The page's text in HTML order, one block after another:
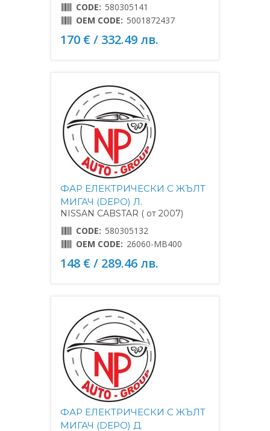
CODE: 580305141
OEM CODE: 5001872437
170 € / 332.49 лв.
ФАР ЕЛЕКТРИЧЕСКИ С ЖЪЛТ
МИГАЧ (DEPO) Л.
NISSAN CABSTAR ( от 2007)
CODE: 580305132
OEM CODE: 26060-MB400
148 € / 289.46 лв.
ФАР ЕЛЕКТРИЧЕСКИ С ЖЪЛТ
МИГАЧ (DEPO) Д.